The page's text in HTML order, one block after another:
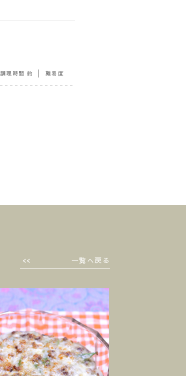
調理時間 約 難易度
一覧へ戻る